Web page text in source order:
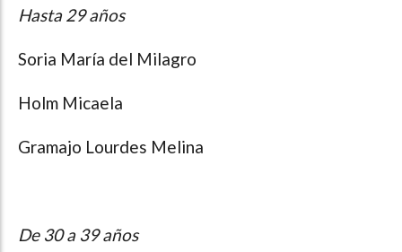
Hasta 29 años
Soria María del Milagro
Holm Micaela
Gramajo Lourdes Melina
De 30 a 39 años